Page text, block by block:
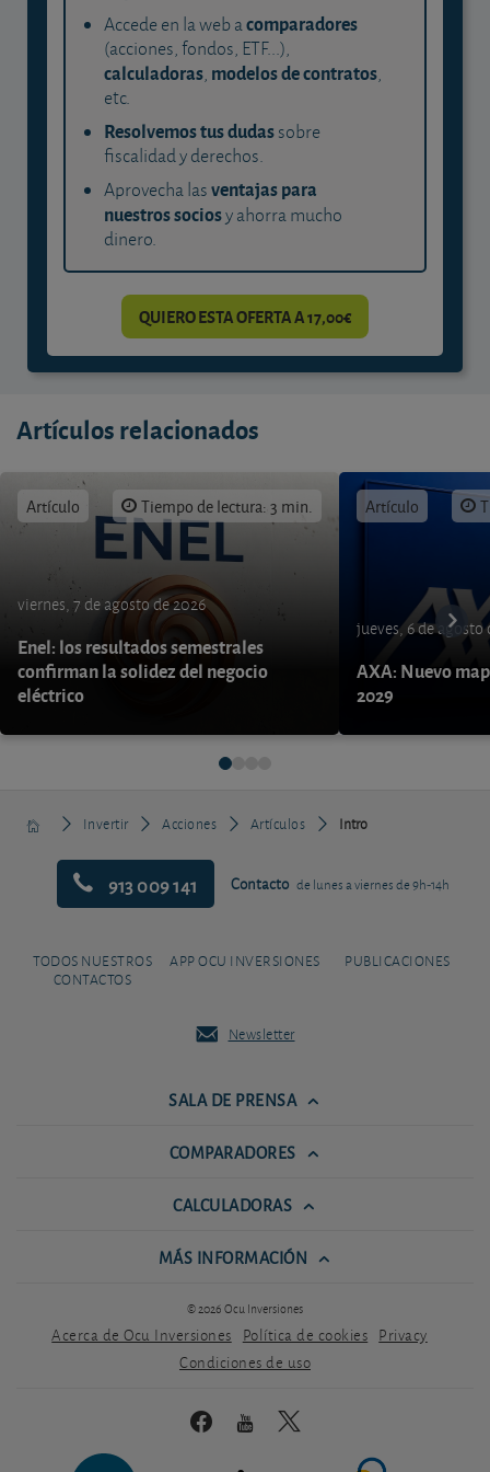
Accede en la web acomparadores
(acciones, fondos, ETF...),
calculadoras, modelos de contratos,
etc.
Resolvemos tus dudassobre
fiscalidad y derechos.
Aprovecha lasventajas para
nuestros sociosy ahorra mucho
dinero.
QUIERO ESTA OFERTA A 17,00€
Artículos relacionados
Artículo Tiempo de lectura: 3 min.
viernes, 7 de agosto de 2026
Enel: los resultados semestrales
confirman la solidez del negocio
eléctrico
Artículo
jueves, 6 de agosto
AXA: Nuevo
2029
Invertir Acciones Artículos Intro
913 009 141 Contacto de lunes a viernes de 9h-14h
TODOS NUESTROS
CONTACTOS
APP OCU INVERSIONES PUBLICACIONES
Newsletter
SALA DE PRENSA
COMPARADORES
CALCULADORAS
MÁS INFORMACIÓN
© 2026 Ocu Inversiones
Acerca de Ocu Inversiones Política de cookies Privacy
Condiciones de uso